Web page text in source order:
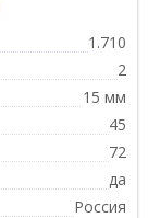
1.710
2
15 мм
45
72
да
Россия